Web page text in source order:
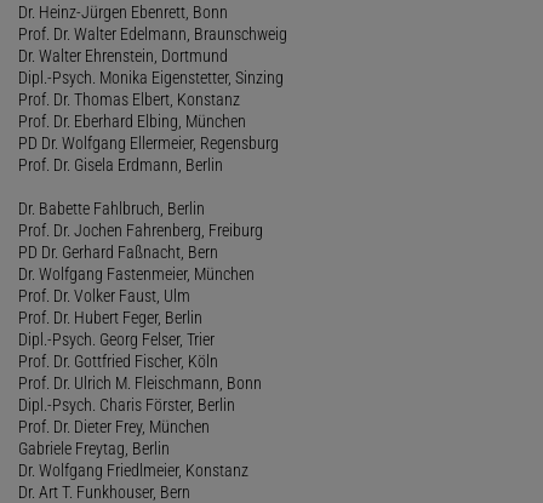
Dr. Heinz-Jürgen Ebenrett, Bonn
Prof. Dr. Walter Edelmann, Braunschweig
Dr. Walter Ehrenstein, Dortmund
Dipl.-Psych. Monika Eigenstetter, Sinzing
Prof. Dr. Thomas Elbert, Konstanz
Prof. Dr. Eberhard Elbing, München
PD Dr. Wolfgang Ellermeier, Regensburg
Prof. Dr. Gisela Erdmann, Berlin
Dr. Babette Fahlbruch, Berlin
Prof. Dr. Jochen Fahrenberg, Freiburg
PD Dr. Gerhard Faßnacht, Bern
Dr. Wolfgang Fastenmeier, München
Prof. Dr. Volker Faust, Ulm
Prof. Dr. Hubert Feger, Berlin
Dipl.-Psych. Georg Felser, Trier
Prof. Dr. Gottfried Fischer, Köln
Prof. Dr. Ulrich M. Fleischmann, Bonn
Dipl.-Psych. Charis Förster, Berlin
Prof. Dr. Dieter Frey, München
Gabriele Freytag, Berlin
Dr. Wolfgang Friedlmeier, Konstanz
Dr. Art T. Funkhouser, Bern